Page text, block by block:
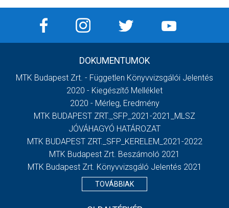
DOKUMENTUMOK
MTK Budapest Zrt. - Független Könyvvizsgálói Jelentés
2020 - Kiegészítő Melléklet
2020 - Mérleg, Eredmény
MTK BUDAPEST ZRT._SFP_2021-2021_MLSZ
JÓVÁHAGYÓ HATÁROZAT
MTK BUDAPEST ZRT._SFP_KERELEM_2021-2022
MTK Budapest Zrt. Beszámoló 2021
MTK Budapest Zrt. Könyvvizsgáló Jelentés 2021
TOVÁBBIAK